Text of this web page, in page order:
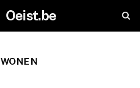
Oeist.be
WONEN